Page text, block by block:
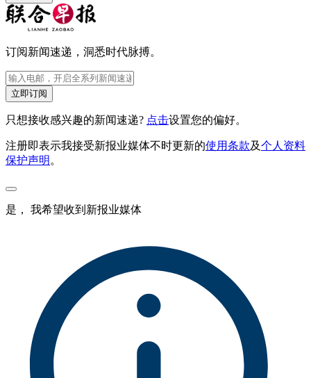
订阅新闻速递，洞悉时代脉搏。
立即订阅
只想接收感兴趣的新闻速递? 点击设置您的偏好。
注册即表示我接受新报业媒体不时更新的使用条款及个人资料
保护声明 。
是， 我希望收到新报业媒体